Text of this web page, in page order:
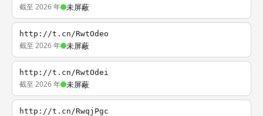
截至 2026 年 未屏蔽
http://t.cn/RwtOdeo
截至 2026 年 未屏蔽
http://t.cn/RwtOdei
截至 2026 年 未屏蔽
http://t.cn/RwqjPgc